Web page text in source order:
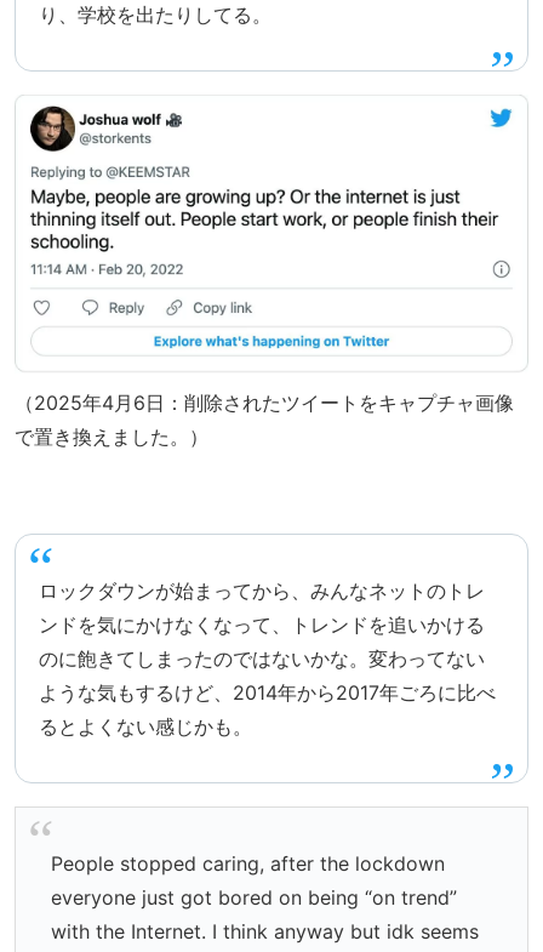
り、学校を出たりしてる。
（2025年4月6日：削除されたツイートをキャプチャ画像
で置き換えました。）
ロックダウンが始まってから、みんなネットのトレ
ンドを気にかけなくなって、トレンドを追いかける
のに飽きてしまったのではないかな。変わってない
ような気もするけど、2014年から2017年ごろに比べ
るとよくない感じかも。
People stopped caring, after the lockdown
everyone just got bored on being “on trend”
with the Internet. I think anyway but idk seems